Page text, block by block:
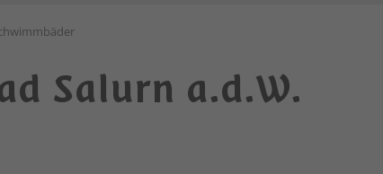
Salurn a.d.W.